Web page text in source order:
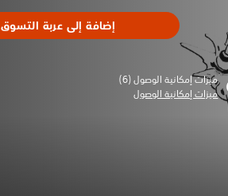
إضافة إلى عربة التسوق
ميزات إمكانية الوصول (6)‏
ميزات إمكانية الوصول